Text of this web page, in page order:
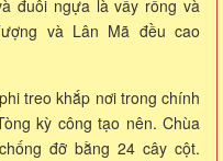
đuôi ngựa là vẩy rồng và
và Lân Mã đều cao
treo khắp nơi trong chính
kỳ công tạo nên. Chùa
đỡ bằng 24 cây cột.